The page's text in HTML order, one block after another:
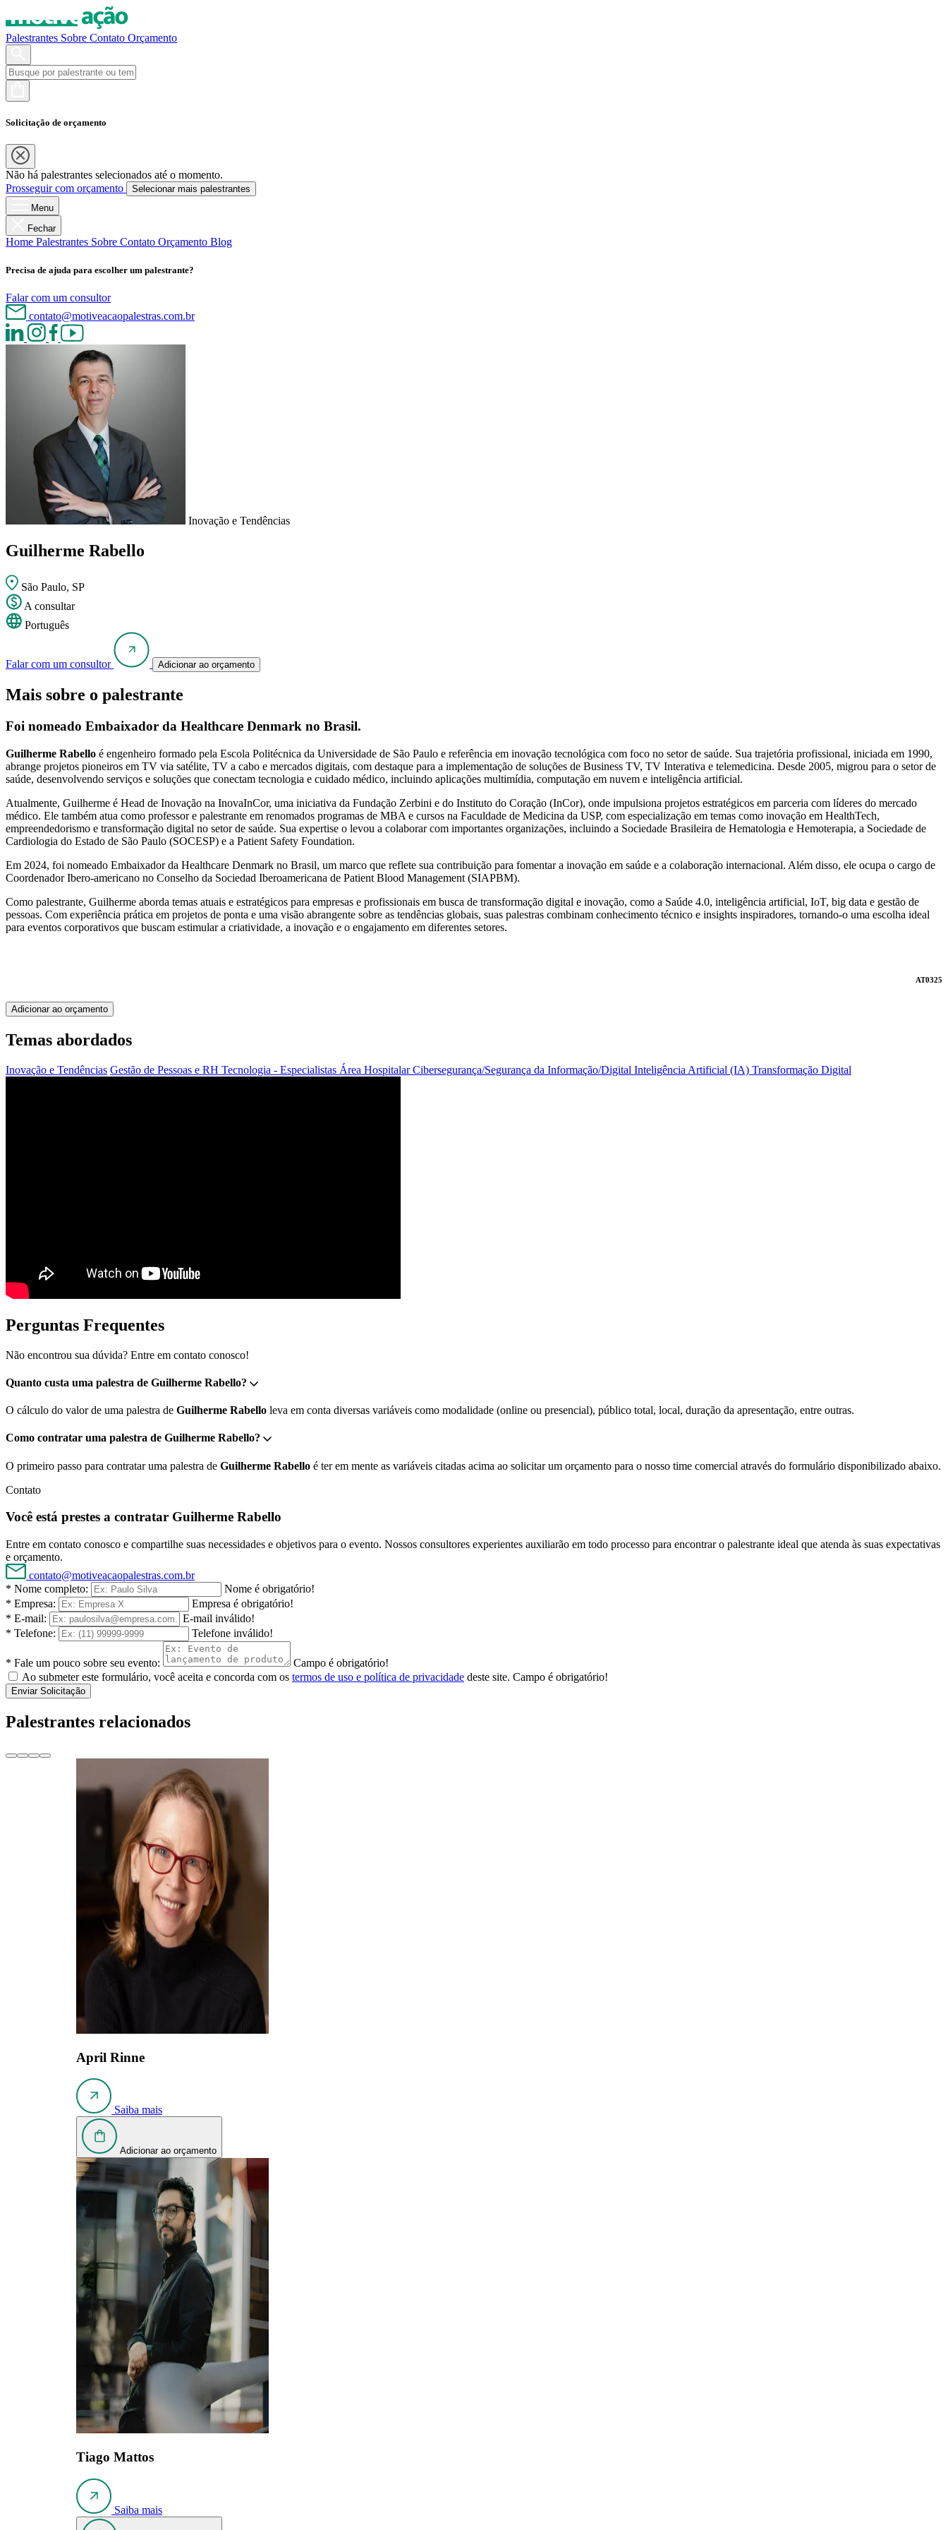
Palestrantes Sobre Contato Orçamento
Solicitação de orçamento
Não há palestrantes selecionados até o momento.
Prosseguir com orçamento
Selecionar mais palestrantes
Menu
Fechar
Home Palestrantes Sobre Contato Orçamento Blog
Precisa de ajuda para escolher um palestrante?
Falar com um consultor
contato@motiveacaopalestras.com.br
Inovação e Tendências
Guilherme Rabello
São Paulo, SP
A consultar
Português
Falar com um consultor Adicionar ao orçamento
Mais sobre o palestrante
Foi nomeado Embaixador da Healthcare Denmark no Brasil.
Guilherme Rabello é engenheiro formado pela Escola Politécnica da Universidade de São Paulo e referência em inovação tecnológica com foco no setor de saúde. Sua trajetória profissional, iniciada em 1990,
abrange projetos pioneiros em TV via satélite, TV a cabo e mercados digitais, com destaque para a implementação de soluções de Business TV, TV Interativa e telemedicina. Desde 2005, migrou para o setor de
saúde, desenvolvendo serviços e soluções que conectam tecnologia e cuidado médico, incluindo aplicações multimídia, computação em nuvem e inteligência artificial.
Atualmente, Guilherme é Head de Inovação na InovaInCor, uma iniciativa da Fundação Zerbini e do Instituto do Coração (InCor), onde impulsiona projetos estratégicos em parceria com líderes do mercado
médico. Ele também atua como professor e palestrante em renomados programas de MBA e cursos na Faculdade de Medicina da USP, com especialização em temas como inovação em HealthTech,
empreendedorismo e transformação digital no setor de saúde. Sua expertise o levou a colaborar com importantes organizações, incluindo a Sociedade Brasileira de Hematologia e Hemoterapia, a Sociedade de
Cardiologia do Estado de São Paulo (SOCESP) e a Patient Safety Foundation.
Em 2024, foi nomeado Embaixador da Healthcare Denmark no Brasil, um marco que reflete sua contribuição para fomentar a inovação em saúde e a colaboração internacional. Além disso, ele ocupa o cargo de
Coordenador Ibero-americano no Conselho da Sociedad Iberoamericana de Patient Blood Management (SIAPBM).
Como palestrante, Guilherme aborda temas atuais e estratégicos para empresas e profissionais em busca de transformação digital e inovação, como a Saúde 4.0, inteligência artificial, IoT, big data e gestão de
pessoas. Com experiência prática em projetos de ponta e uma visão abrangente sobre as tendências globais, suas palestras combinam conhecimento técnico e insights inspiradores, tornando-o uma escolha ideal
para eventos corporativos que buscam estimular a criatividade, a inovação e o engajamento em diferentes setores.
AT0325
Adicionar ao orçamento
Temas abordados
Inovação e Tendências Gestão de Pessoas e RH Tecnologia - Especialistas Área HospitalarCibersegurança/Segurança da Informação/Digital Inteligência Artificial (IA) Transformação Digital
Perguntas Frequentes
Não encontrou sua dúvida? Entre em contato conosco!
Quanto custa uma palestra de Guilherme Rabello?
O cálculo do valor de uma palestra de Guilherme Rabello leva em conta diversas variáveis como modalidade (online ou presencial), público total, local, duração da apresentação, entre outras.
Como contratar uma palestra de Guilherme Rabello?
O primeiro passo para contratar uma palestra de Guilherme Rabello é ter em mente as variáveis citadas acima ao solicitar um orçamento para o nosso time comercial através do formulário disponibilizado abaixo.
Contato
Você está prestes a contratar Guilherme Rabello
Entre em contato conosco e compartilhe suas necessidades e objetivos para o evento. Nossos consultores experientes auxiliarão em todo processo para encontrar o palestrante ideal que atenda às suas expectativas
e orçamento.
contato@motiveacaopalestras.com.br
* Nome completo:
Nome é obrigatório!
* Empresa:
Empresa é obrigatório!
* E-mail:
E-mail inválido!
* Telefone:
Telefone inválido!
* Fale um pouco sobre seu evento:
Campo é obrigatório!
Ao submeter este formulário, você aceita e concorda com os termos de uso e política de privacidade deste site. Campo é obrigatório!
Enviar Solicitação
Palestrantes relacionados
April Rinne
Saiba mais
Adicionar ao orçamento
Tiago Mattos
Saiba mais